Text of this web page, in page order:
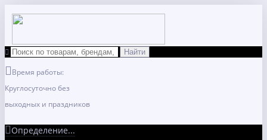
Время работы:
Круглосуточно без
выходных и праздников
Определение...